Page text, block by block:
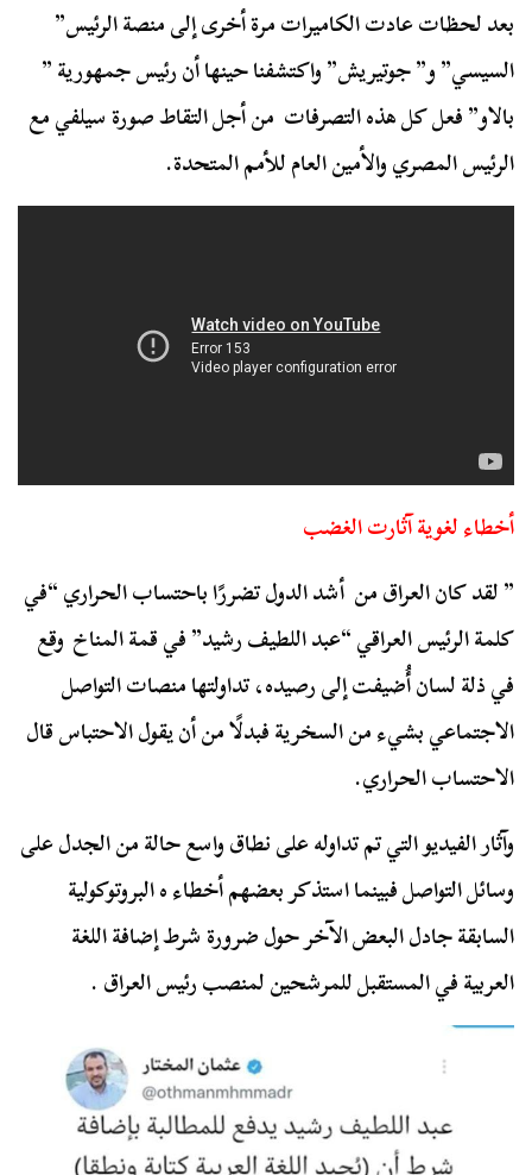
بعد لحظات عادت الكاميرات مرة أخرى إلى منصة الرئيس”
السيسي” و” جوتيريش” واكتشفنا حينها أن رئيس جمهورية ”
بالاو” فعل كل هذه التصرفات من أجل التقاط صورة سيلفي مع
الرئيس المصري والأمين العام للأمم المتحدة.
أخطاء لغوية آثارت الغضب
” لقد كان العراق من أشد الدول تضررًا باحتساب الحراري “في
كلمة الرئيس العراقي “عبد اللطيف رشيد” في قمة المناخ وقع
في ذلة لسان أُضيفت إلى رصيده، تداولتها منصات التواصل
الاجتماعي بشيء من السخرية فبدلًا من أن يقول الاحتباس قال
الاحتساب الحراري.
وآثار الفيديو التي تم تداوله على نطاق واسع حالة من الجدل على
وسائل التواصل فبينما استذكر بعضهم أخطاء ه البروتوكولية
السابقة جادل البعض الآخر حول ضرورة شرط إضافة اللغة
العربية في المستقبل للمرشحين لمنصب رئيس العراق .